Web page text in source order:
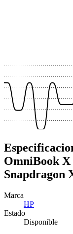
OmniBook X
Snapdragon
Marca
HP
Estado
Disponible